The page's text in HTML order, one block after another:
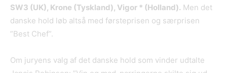
SW3 (UK), Krone (Tyskland), Vigor * (Holland). Men det
danske hold løb altså med førsteprisen og særprisen
”Best Chef”.
Om juryens valg af det danske hold som vinder udtalte